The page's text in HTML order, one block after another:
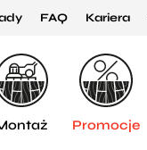
FAQ Kariera
Promocje